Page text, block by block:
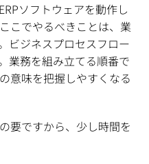
ソフトウェアを動作し
こでやるべきことは、業
ビジネスプロセスフロー
業務を組み立てる順番で
意味を把握しやすくなる
要ですから、少し時間を